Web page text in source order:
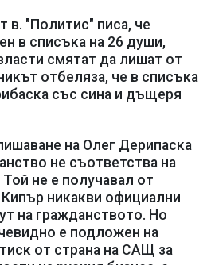
в. "Политис" писа, че
в списъка на 26 души,
смятат да лишат от
отбеляза, че в списъка
със сина и дъщеря
на Олег Дерипаска
не съответства на
не е получавал от
никакви официални
на гражданството. Но
е подложен на
от страна на САЩ за